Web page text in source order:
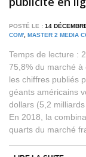
POSTÉ LE : 14
COM' MASTER 2 MEDIA
Temps de lecture : 2
75,8% du marché à
les chiffres publiés
géants américains
dollars (5,2
En 2018, la
quarts du marché